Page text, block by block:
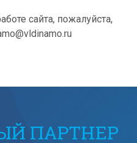
сайта, пожалуйста,
ПАРТНЕР